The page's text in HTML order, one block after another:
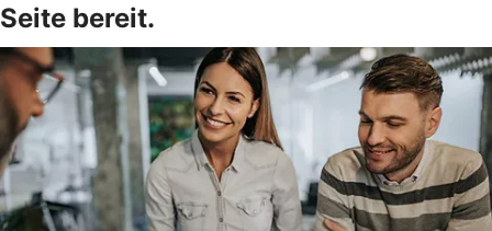
Seite bereit.